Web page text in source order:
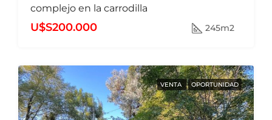
complejo en la carrodilla
U$S200.000 245m2
VENTA OPORTUNIDAD